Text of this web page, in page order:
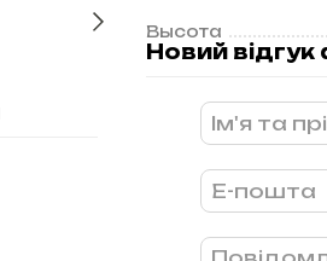
Высота
Новий